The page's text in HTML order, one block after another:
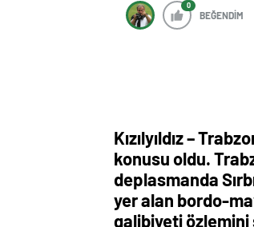
0
BEĞENDİM
Kızılyıldız –
konusu oldu.
deplasmanda
yer alan bordo-
galibiyeti özlemini